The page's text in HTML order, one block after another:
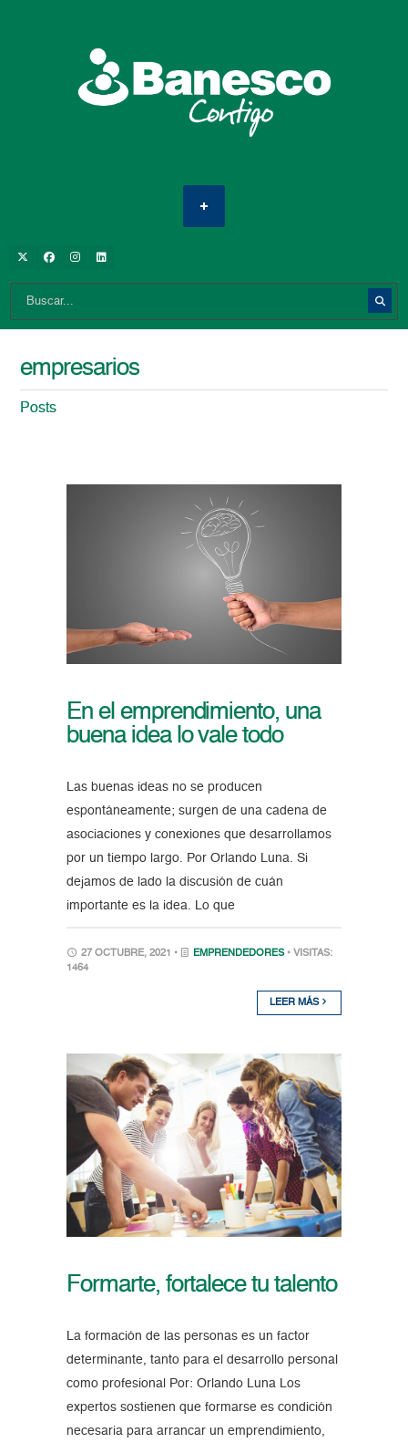
empresarios
Posts
En el emprendimiento, una
buena idea lo vale todo
Las buenas ideas no se producen
espontáneamente; surgen de una cadena de
asociaciones y conexiones que desarrollamos
por un tiempo largo. Por Orlando Luna. Si
dejamos de lado la discusión de cuán
importante es la idea. Lo que
27 OCTUBRE, 2021 • EMPRENDEDORES • VISITAS:
1464
LEER MÁS
Formarte, fortalece tu talento
La formación de las personas es un factor
determinante, tanto para el desarrollo personal
como profesional Por: Orlando Luna Los
expertos sostienen que formarse es condición
necesaria para arrancar un emprendimiento,